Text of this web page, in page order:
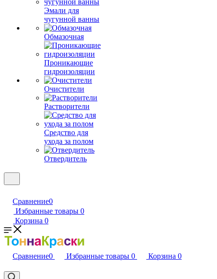
Эмали для
чугунной ванны
Обмазочная
Проникающие
гидроизоляции
Очистители
Растворители
Средство для
ухода за полом
Отвердитель
Сравнение0
Избранные товары 0
Корзина 0
Сравнение0 Избранные товары 0 Корзина 0